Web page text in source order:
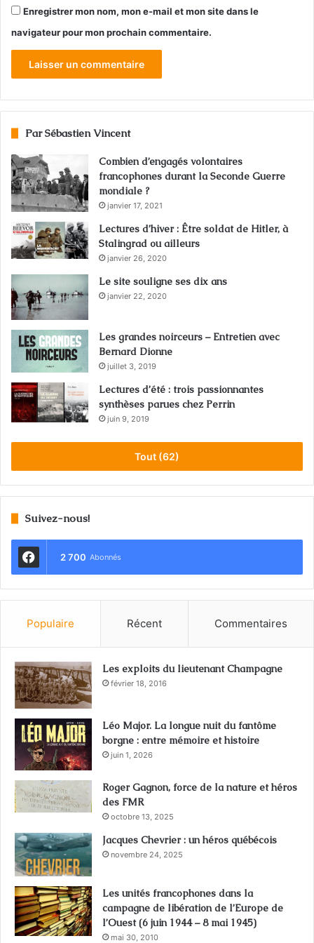
Enregistrer mon nom, mon e-mail et mon site dans le
navigateur pour mon prochain commentaire.
Par Sébastien Vincent
Combien d’engagés volontaires
francophones durant la Seconde Guerre
mondiale ?
janvier 17, 2021
Lectures d’hiver : Être soldat de Hitler, à
Stalingrad ou ailleurs
janvier 26, 2020
Le site souligne ses dix ans
janvier 22, 2020
Les grandes noirceurs – Entretien avec
Bernard Dionne
juillet 3, 2019
Lectures d’été : trois passionnantes
synthèses parues chez Perrin
juin 9, 2019
Tout (62)
Suivez-nous!
2 700 Abonnés
Populaire Récent Commentaires
Les exploits du lieutenant Champagne
février 18, 2016
Léo Major. La longue nuit du fantôme
borgne : entre mémoire et histoire
juin 1, 2026
Roger Gagnon, force de la nature et héros
des FMR
octobre 13, 2025
Jacques Chevrier : un héros québécois
novembre 24, 2025
Les unités francophones dans la
campagne de libération de l’Europe de
l’Ouest (6 juin 1944 – 8 mai 1945)
mai 30, 2010